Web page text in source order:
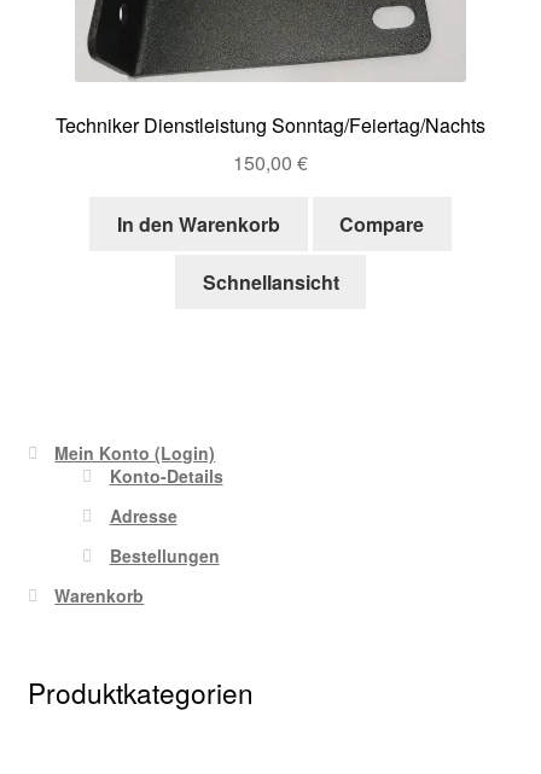
Techniker Dienstleistung Sonntag/Feiertag/Nachts
150,00 €
In den Warenkorb Compare
Schnellansicht
Mein Konto (Login)
Konto-Details
Adresse
Bestellungen
Warenkorb
Produktkategorien